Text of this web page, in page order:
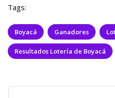
Tags:
Boyacá Ganadores
Resultados Lotería de Boyacá